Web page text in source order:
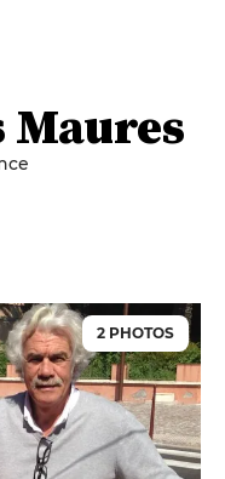
Maures
2 PHOTOS